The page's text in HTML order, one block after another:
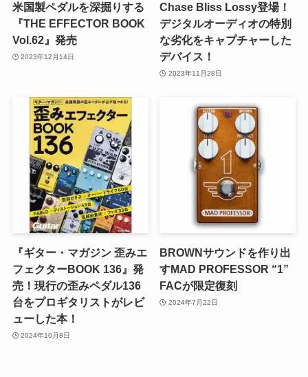
米国製ペダルを深掘りする
『THE EFFECTOR BOOK
Vol.62』発売
2023年12月14日
Chase Bliss Lossy登場！
デジタルオーディオの特別
な劣化をキャプチャーした
デバイス！
2023年11月28日
『ギター・マガジン 歪みエ
フェクターBOOK 136』発
売！現行の歪みペダル136
台をプロギタリストがレビ
ューした本！
2024年10月8日
BROWNサウンドを作り出
すMAD PROFESSOR “1”
FACが限定復刻
2024年7月22日